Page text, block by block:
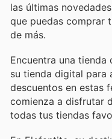
las últimas
que puedas comprar
de más.
Encuentra una tienda
su tienda digital para
descuentos en estas
comienza a disfrutar
todas tus tiendas